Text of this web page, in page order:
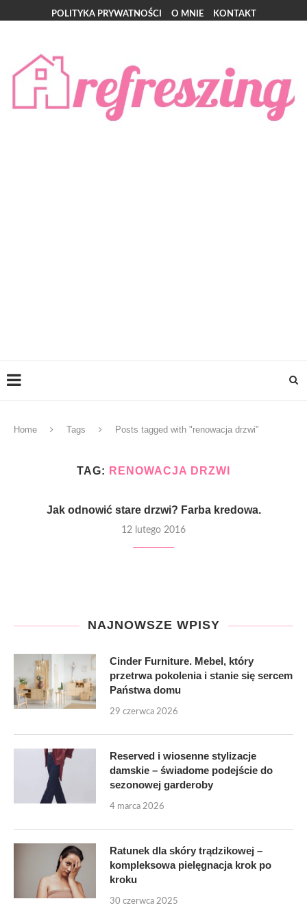
POLITYKA PRYWATNOŚCI O MNIE KONTAKT
Home Tags Posts tagged with "renowacja drzwi"
TAG: RENOWACJA DRZWI
Jak odnowić stare drzwi? Farba kredowa.
12 lutego 2016
NAJNOWSZE WPISY
Cinder Furniture. Mebel, który
przetrwa pokolenia i stanie się sercem
Państwa domu
29 czerwca 2026
Reserved i wiosenne stylizacje
damskie – świadome podejście do
sezonowej garderoby
4 marca 2026
Ratunek dla skóry trądzikowej –
kompleksowa pielęgnacja krok po
kroku
30 czerwca 2025